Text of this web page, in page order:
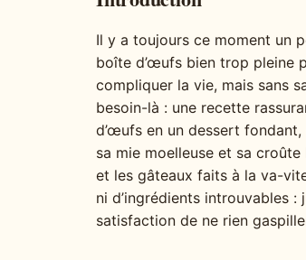
Il y a toujours ce moment un
boîte d’œufs bien trop pleine
compliquer la vie, mais sans
besoin-là : une recette
d’œufs en un dessert
sa mie moelleuse et sa
et les gâteaux faits à la va-
ni d’ingrédients introuvables
satisfaction de ne rien